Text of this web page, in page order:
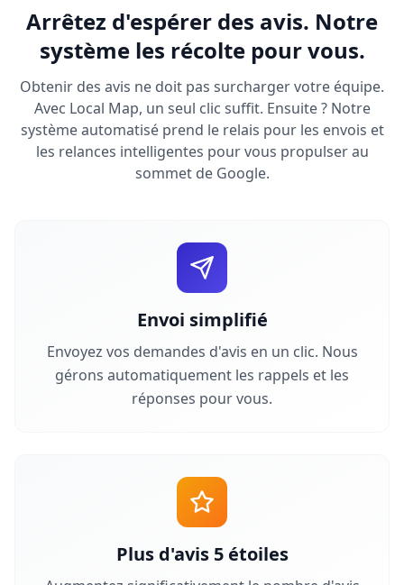
Arrêtez d'espérer des avis. Notre
système les récolte pour vous.
Obtenir des avis ne doit pas surcharger votre équipe.
Avec Local Map, un seul clic suffit. Ensuite ? Notre
système automatisé prend le relais pour les envois et
les relances intelligentes pour vous propulser au
sommet de Google.
Envoi simplifié
Envoyez vos demandes d'avis en un clic. Nous
gérons automatiquement les rappels et les
réponses pour vous.
Plus d'avis 5 étoiles